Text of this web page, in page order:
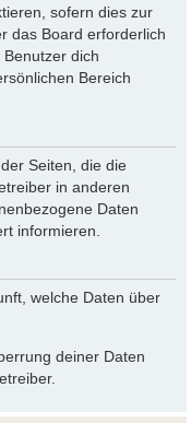
sofern dies zur
das Board erforderlich
dich
Bereich
Seiten, die die
in anderen
Daten
informieren.
welche Daten über
deiner Daten